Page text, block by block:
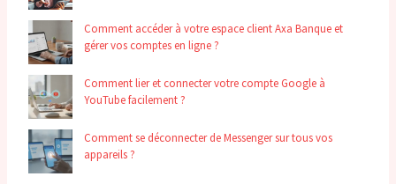
Comment accéder à votre espace client Axa Banque et
gérer vos comptes en ligne ?
Comment lier et connecter votre compte Google à
YouTube facilement ?
Comment se déconnecter de Messenger sur tous vos
appareils ?